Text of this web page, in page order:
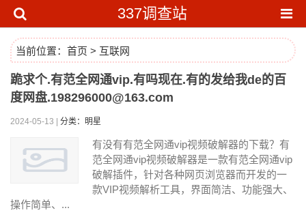
337调查站
当前位置： 首页 > 互联网
跪求个.有范全网通vip.有吗现在.有的发给我de的百
度网盘.198296000@163.com
2024-05-13 | 分类：明星
有没有有范全网通vip视频破解器的下载？有
范全网通vip视频破解器是一款有范全网通vip
破解插件，针对各种网页浏览器而开发的一
款VIP视频解析工具，界面简洁、功能强大、
操作简单、...